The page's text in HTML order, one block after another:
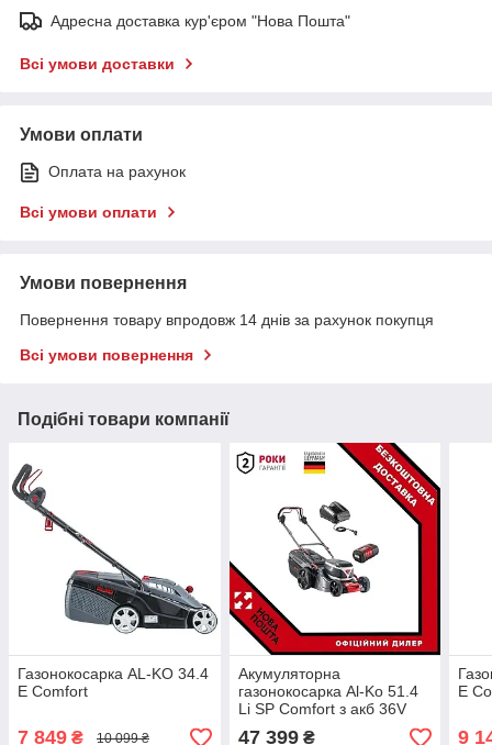
Адресна доставка кур'єром "Нова Пошта"
Всі умови доставки
Умови оплати
Оплата на рахунок
Всі умови оплати
Умови повернення
Повернення товару впродовж 14 днів за рахунок покупця
Всі умови повернення
Подібні товари компанії
Газонокосарка AL-KO 34.4
E Comfort
7 849 ₴ 10 099 ₴
Акумуляторна
газонокосарка Al-Ko 51.4
Li SP Comfort з акб 36V
47 399₴
E
9